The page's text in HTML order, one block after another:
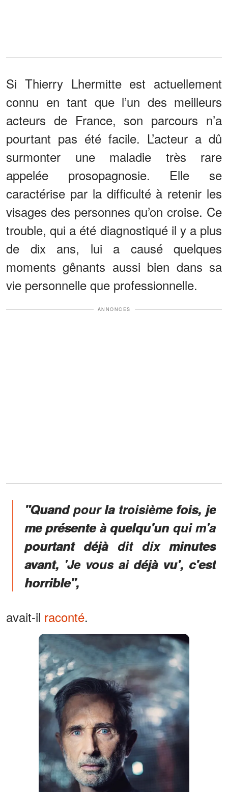
Si Thierry Lhermitte est actuellement
connu en tant que l’un des meilleurs
acteurs de France, son parcours n’a
pourtant pas été facile. L’acteur a dû
surmonter une maladie très rare
appelée prosopagnosie. Elle se
caractérise par la difficulté à retenir les
visages des personnes qu’on croise. Ce
trouble, qui a été diagnostiqué il y a plus
de dix ans, lui a causé quelques
moments gênants aussi bien dans sa
vie personnelle que professionnelle.
ANNONCES
"Quand pour la troisième fois, je
me présente à quelqu'un qui m'a
pourtant déjà dit dix minutes
avant, 'Je vous ai déjà vu', c'est
horrible",
avait-il raconté.